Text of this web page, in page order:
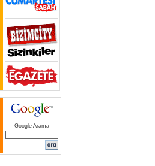
Google Arama